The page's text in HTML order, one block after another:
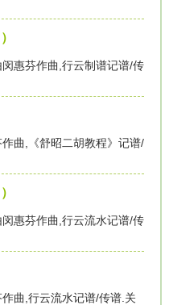
惠芬作曲,行云制谱记谱/传
曲,《舒昭二胡教程》记谱/
惠芬作曲,行云流水记谱/传
曲,行云流水记谱/传谱.关